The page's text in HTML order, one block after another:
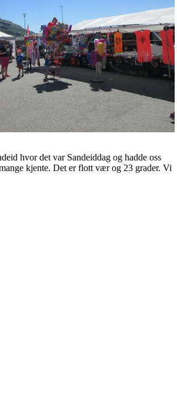
hvor det var Sandeiddag og hadde oss
kjente. Det er flott vær og 23 grader. Vi